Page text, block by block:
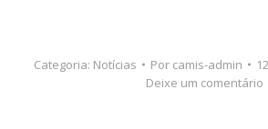
Categoria: Notícias Por camis-admin
Deixe um comentário